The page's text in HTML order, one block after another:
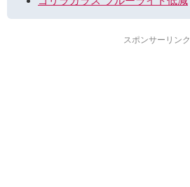
スポンサーリンク